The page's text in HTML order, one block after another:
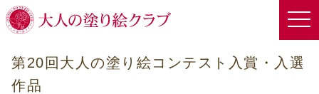
第20回大人の塗り絵コンテスト入賞・入選
作品